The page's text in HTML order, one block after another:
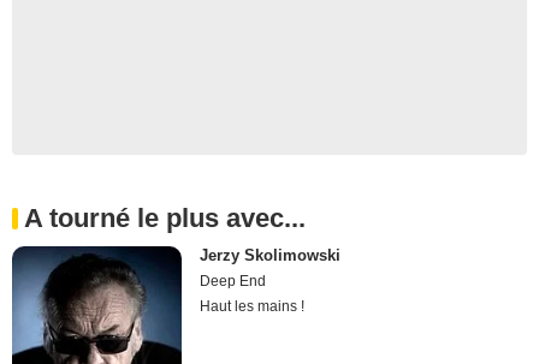
A tourné le plus avec...
Jerzy Skolimowski
Deep End
Haut les mains !